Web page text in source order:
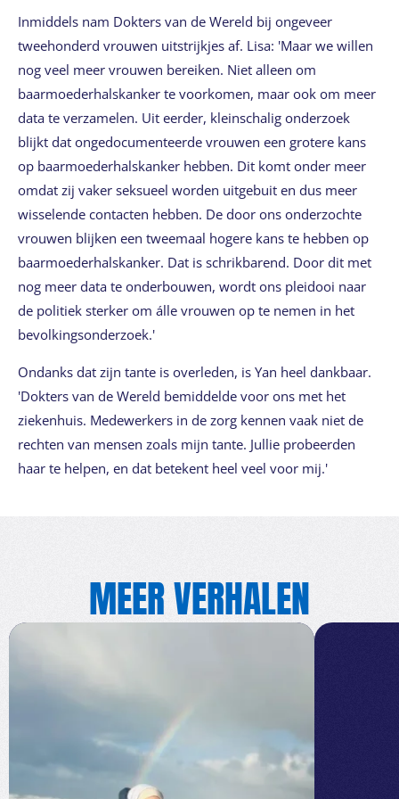
Inmiddels nam Dokters van de Wereld bij ongeveer
tweehonderd vrouwen uitstrijkjes af. Lisa: 'Maar we willen
nog veel meer vrouwen bereiken. Niet alleen om
baarmoederhalskanker te voorkomen, maar ook om meer
data te verzamelen. Uit eerder, kleinschalig onderzoek
blijkt dat ongedocumenteerde vrouwen een grotere kans
op baarmoederhalskanker hebben. Dit komt onder meer
omdat zij vaker seksueel worden uitgebuit en dus meer
wisselende contacten hebben. De door ons onderzochte
vrouwen blijken een tweemaal hogere kans te hebben op
baarmoederhalskanker. Dat is schrikbarend. Door dit met
nog meer data te onderbouwen, wordt ons pleidooi naar
de politiek sterker om álle vrouwen op te nemen in het
bevolkingsonderzoek.'
Ondanks dat zijn tante is overleden, is Yan heel dankbaar.
'Dokters van de Wereld bemiddelde voor ons met het
ziekenhuis. Medewerkers in de zorg kennen vaak niet de
rechten van mensen zoals mijn tante. Jullie probeerden
haar te helpen, en dat betekent heel veel voor mij.'
MEER VERHALEN